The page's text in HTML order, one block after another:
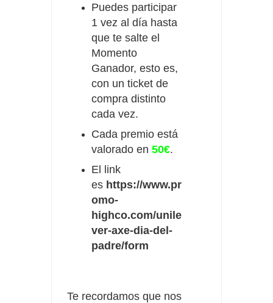
Puedes participar
1 vez al día hasta
que te salte el
Momento
Ganador, esto es,
con un ticket de
compra distinto
cada vez.
Cada premio está
valorado en 50€.
El link
es https://www.pr
omo-
highco.com/unile
ver-axe-dia-del-
padre/form
Te recordamos que nos